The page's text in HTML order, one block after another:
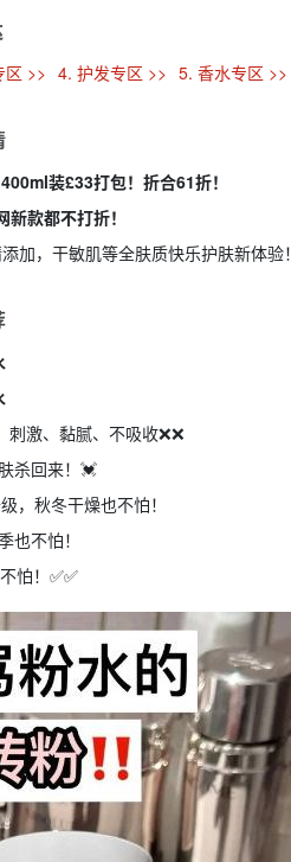
区 >> 4. 护发专区 >> 5. 香水专区 >>
装£33打包！折合61折！
款都不打折！
加，干敏肌等全肤质快乐护肤新体验！
激、黏腻、不吸收❌❌
杀回来！💓
，秋冬干燥也不怕！
也不怕！
怕！✅✅